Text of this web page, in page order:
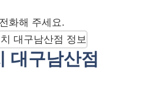
화해 주세요.
대구남산점